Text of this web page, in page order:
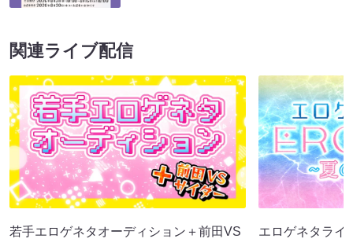
関連ライブ配信
若手エロゲネタオーディション＋前田VS
エロゲネタライ